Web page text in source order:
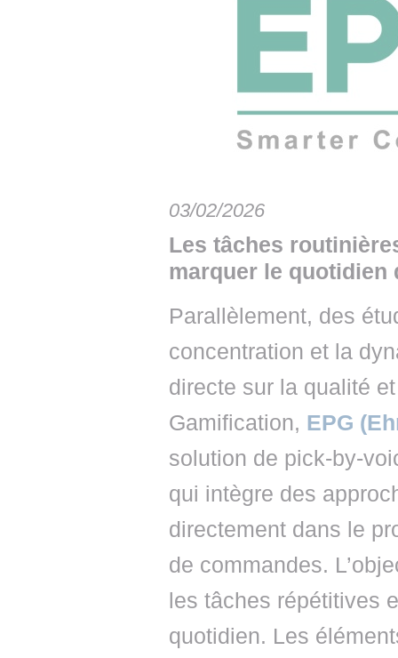
•
•
👉
03/02/2026
Les tâches
marquer le quotidien
Parallèlement, des
concentration et la
directe sur la qualité
Gamification, EPG
solution de pick-by-
qui intègre des
directement dans le
de commandes.
les tâches répétitives
quotidien. Les